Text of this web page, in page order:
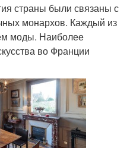
страны были связаны с
монархов. Каждый из
моды. Наиболее
во Франции